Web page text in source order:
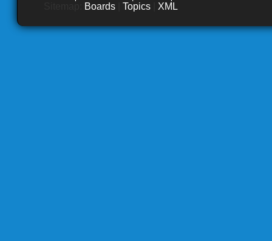
Boards Topics XML